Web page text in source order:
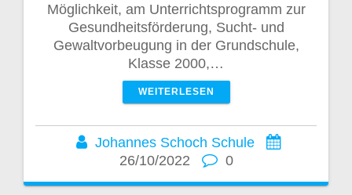
Möglichkeit, am Unterrichtsprogramm zur
Gesundheitsförderung, Sucht- und
Gewaltvorbeugung in der Grundschule,
Klasse 2000,…
WEITERLESEN
Johannes Schoch Schule
26/10/2022
0